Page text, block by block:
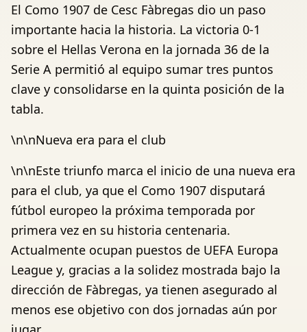
El Como 1907 de Cesc Fàbregas dio un paso
importante hacia la historia. La victoria 0-1
sobre el Hellas Verona en la jornada 36 de la
Serie A permitió al equipo sumar tres puntos
clave y consolidarse en la quinta posición de la
tabla.
\n\nNueva era para el club
\n\nEste triunfo marca el inicio de una nueva era
para el club, ya que el Como 1907 disputará
fútbol europeo la próxima temporada por
primera vez en su historia centenaria.
Actualmente ocupan puestos de UEFA Europa
League y, gracias a la solidez mostrada bajo la
dirección de Fàbregas, ya tienen asegurado al
menos ese objetivo con dos jornadas aún por